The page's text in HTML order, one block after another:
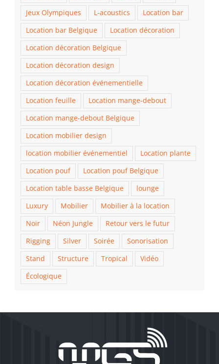
Jeux Olympiques
L-acoustics
Location bar
Location bar Belgique
Location décoration
Location décoration Belgique
Location décoration design
Location décoration événementielle
Location feuille
Location mange-debout
Location mange-debout Belgique
Location mobilier design
location mobilier événementiel
Location plante
Location pouf
Location pouf Belgique
Location table basse Belgique
lounge
Luxury
Mobilier
Mobilier à la location
Noir
Néon Jungle
Retour vers le futur
Rigging
Silver Soirée
Sonorisation
Stand
Structure Tropical
Vidéo
Écologique